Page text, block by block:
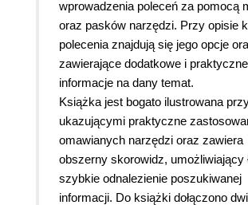
wprowadzenia poleceń za pomocą
oraz pasków narzędzi. Przy opisie
polecenia znajdują się jego opcje
zawierające dodatkowe i praktyczne
informacje na dany temat.
Książka jest bogato ilustrowana
ukazującymi praktyczne
omawianych narzędzi oraz zawiera
obszerny skorowidz, umożliwiający
szybkie odnalezienie poszukiwanej
informacji. Do książki dołączono